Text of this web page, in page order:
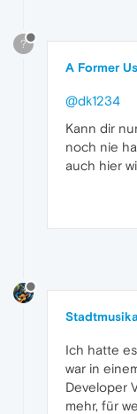
?
A Former
@dk1234
Kann dir
noch nie
auch hier
Ich hatte
war in
Developer
mehr, für